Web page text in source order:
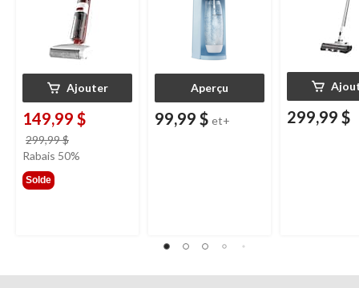
Ajouter
149,99 $
299,99 $
était
Rabais 50%
Solde
Aperçu
99,99 $ et+ 299,99 $